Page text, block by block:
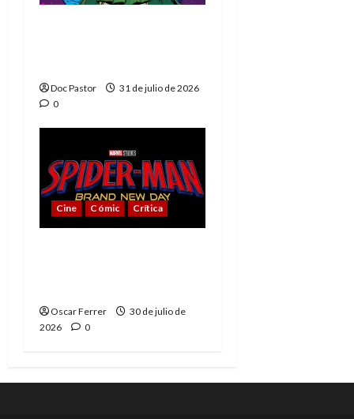
Doc Pastor
31 de julio de 2026
0
Cine Cómic Crítica
Oscar Ferrer
30 de julio de
2026
0